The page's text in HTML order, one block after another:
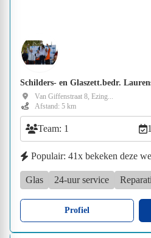
Schilders- en Glaszett.bedr.
Van Giffenstraat 8, Ezing...
Afstand: 5 km
Team: 1
Populair: 41x bekeken deze
Glas 24-uur service
Profiel